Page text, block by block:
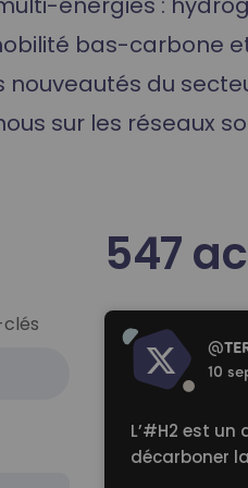
bas-carbone
nouveautés du
sur les réseaux
547
Read more
@
10
L’#H2 est un
décarboner